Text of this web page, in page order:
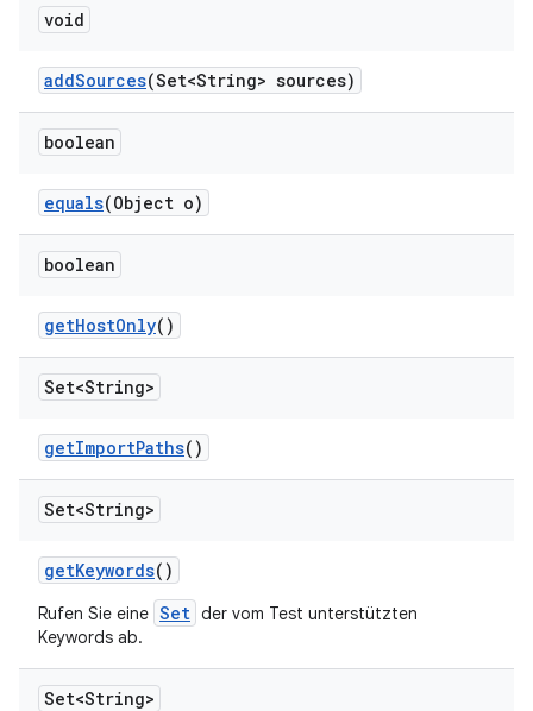
void
addSources(Set<String> sources)
boolean
equals(Object o)
boolean
getHostOnly()
Set<String>
getImportPaths()
Set<String>
getKeywords()
Rufen Sie eine Set der vom Test unterstützten
Keywords ab.
Set<String>